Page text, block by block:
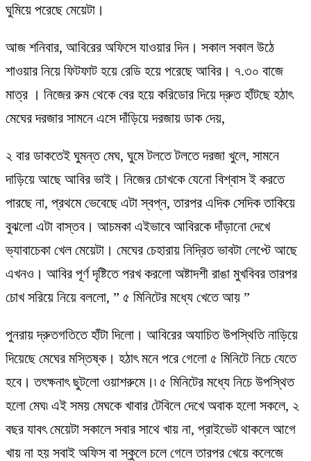
ঘুমিয়ে পরেছে মেয়েটা।
আজ শনিবার, আবিরের অফিসে যাওয়ার দিন। সকাল সকাল উঠে
শাওয়ার নিয়ে ফিটফাট হয়ে রেডি হয়ে পরেছে আবির। ৭.৩০ বাজে
মাত্র । নিজের রুম থেকে বের হয়ে করিডোর দিয়ে দ্রুত হাঁটছে হঠাৎ
মেঘের দরজার সামনে এসে দাঁড়িয়ে দরজায় ডাক দেয়,
২ বার ডাকতেই ঘুমন্ত মেঘ, ঘুমে টলতে টলতে দরজা খুলে, সামনে
দাড়িয়ে আছে আবির ভাই। নিজের চোখকে যেনো বিশ্বাস ই করতে
পারছে না, প্রথমে ভেবেছে এটা স্বপ্ন, তারপর এদিক সেদিক তাকিয়ে
বুঝলো এটা বাস্তব। আচমকা এইভাবে আবিরকে দাঁড়ানো দেখে
ভ্যাবাচেকা খেল মেয়েটা। মেঘের চেহারায় নিদ্রিত ভাবটা লেপ্টে আছে
এখনও। আবির পূর্ণ দৃষ্টিতে পরখ করলো অষ্টাদশী রাঙা মুখবিবর তারপর
চোখ সরিয়ে নিয়ে বললো, ” ৫ মিনিটের মধ্যে খেতে আয় ”
পুনরায় দ্রুতগতিতে হাঁটা দিলো। আবিরের অযাচিত উপস্থিতি নাড়িয়ে
দিয়েছে মেঘের মস্তিষ্ক। হঠাৎ মনে পরে গেলো ৫ মিনিটে নিচে যেতে
হবে। তৎক্ষনাৎ ছুটলো ওয়াশরুমে।৷ ৫ মিনিটের মধ্যে নিচে উপস্থিত
হলো মেঘ৷ এই সময় মেঘকে খাবার টেবিলে দেখে অবাক হলো সকলে, ২
বছর যাবৎ মেয়েটা সকালে সবার সাথে খায় না, প্রাইভেট থাকলে আগে
খায় না হয় সবাই অফিস বা স্কুলে চলে গেলে তারপর খেয়ে কলেজে